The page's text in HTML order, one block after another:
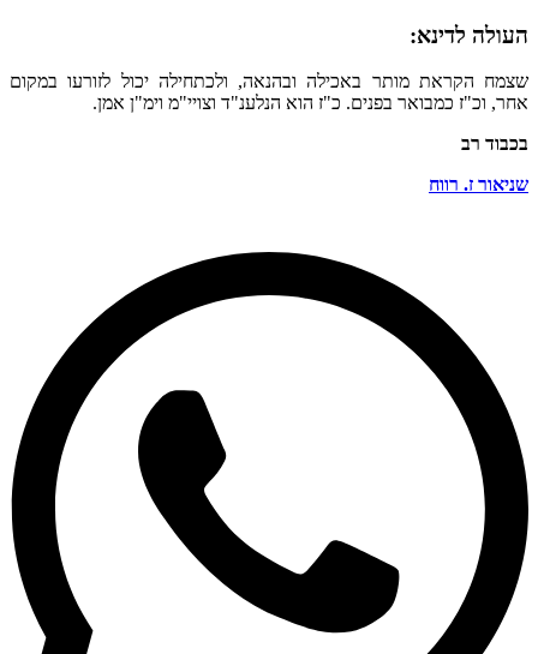
העולה לדינא:
שצמח הקראת מותר באכילה ובהנאה, ולכתחילה יכול לזורעו במקום
אחר, וכ"ז כמבואר בפנים. כ"ז הוא הנלענ"ד וצויי"מ וימ"ן אמן.
בכבוד רב
שניאור ז. רווח